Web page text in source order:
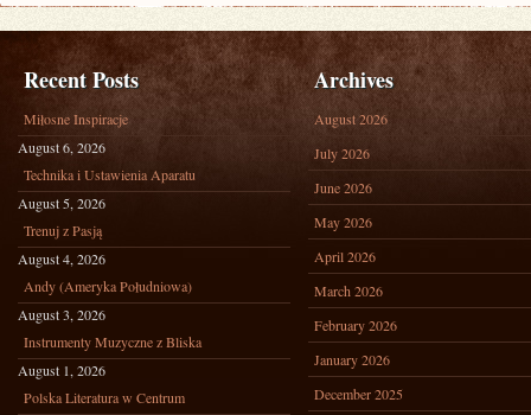
Recent Posts
Miłosne Inspiracje
August 6, 2026
Technika i Ustawienia Aparatu
August 5, 2026
Trenuj z Pasją
August 4, 2026
Andy (Ameryka Południowa)
August 3, 2026
Instrumenty Muzyczne z Bliska
August 1, 2026
Polska Literatura w Centrum
Archives
August 2026
July 2026
June 2026
May 2026
April 2026
March 2026
February 2026
January 2026
December 2025